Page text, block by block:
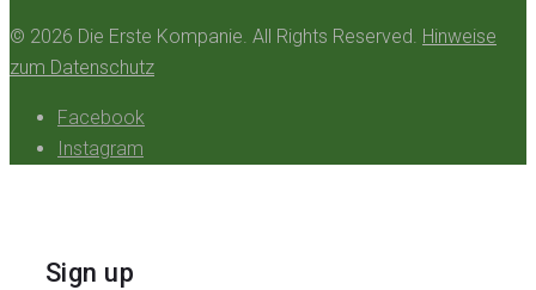
© 2026 Die Erste Kompanie. All Rights Reserved. Hinweise
zum Datenschutz
Facebook
Instagram
Sign up